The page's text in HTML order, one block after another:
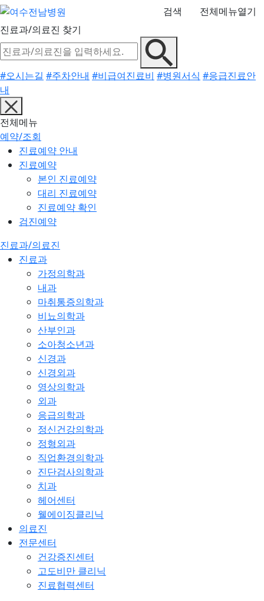
검색
전체메뉴열기
진료과/의료진 찾기
#오시는길 #주차안내 #비급여진료비 #병원서식 #응급진료안
내
전체메뉴
예약/조회
진료예약 안내
진료예약
본인 진료예약
대리 진료예약
진료예약 확인
검진예약
진료과/의료진
진료과
가정의학과
내과
마취통증의학과
비뇨의학과
산부인과
소아청소년과
신경과
신경외과
영상의학과
외과
응급의학과
정신건강의학과
정형외과
직업환경의학과
진단검사의학과
치과
헤어센터
웰에이징클리닉
의료진
전문센터
건강증진센터
고도비만 클리닉
진료협력센터